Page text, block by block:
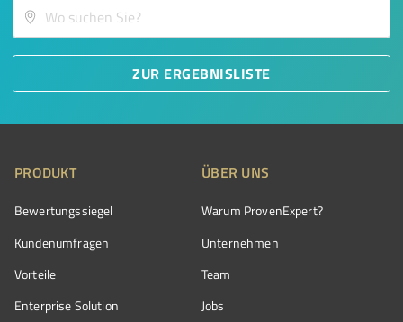
ZUR ERGEBNISLISTE
PRODUKT
Bewertungssiegel
Kundenumfragen
Vorteile
Enterprise Solution
ÜBER UNS
Warum ProvenExpert?
Unternehmen
Team
Jobs